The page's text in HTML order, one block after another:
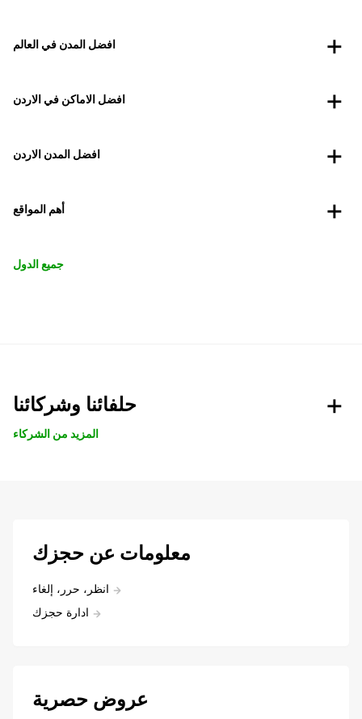
افضل المدن في العالم
افضل الاماكن في الاردن
افضل المدن الاردن
أهم المواقع
جميع الدول
حلفائنا وشركائنا
المزيد من الشركاء
معلومات عن حجزك
انظر، حرر، إلغاء
ادارة حجزك
عروض حصرية